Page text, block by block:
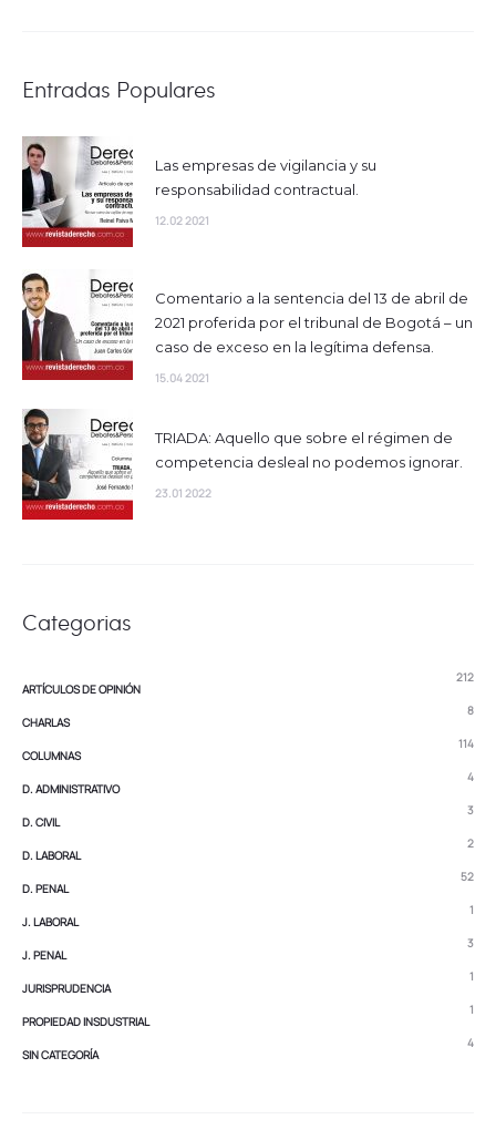
Entradas Populares
Las empresas de vigilancia y su
responsabilidad contractual.
12.02 2021
Comentario a la sentencia del 13 de abril de
2021 proferida por el tribunal de Bogotá – un
caso de exceso en la legítima defensa.
15.04 2021
TRIADA: Aquello que sobre el régimen de
competencia desleal no podemos ignorar.
23.01 2022
Categorias
ARTÍCULOS DE OPINIÓN
212
CHARLAS
8
COLUMNAS
114
D. ADMINISTRATIVO
4
D. CIVIL
3
D. LABORAL
2
D. PENAL
52
J. LABORAL
1
J. PENAL
3
JURISPRUDENCIA
1
PROPIEDAD INSDUSTRIAL
1
SIN CATEGORÍA
4